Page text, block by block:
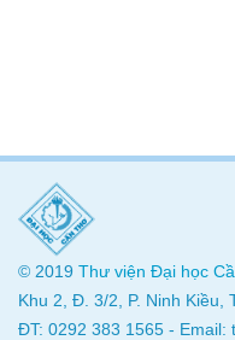
© 2019 Thư viện Đại học
Khu 2, Đ. 3/2, P. Ninh Kiều,
ĐT: 0292 383 1565 - Email: